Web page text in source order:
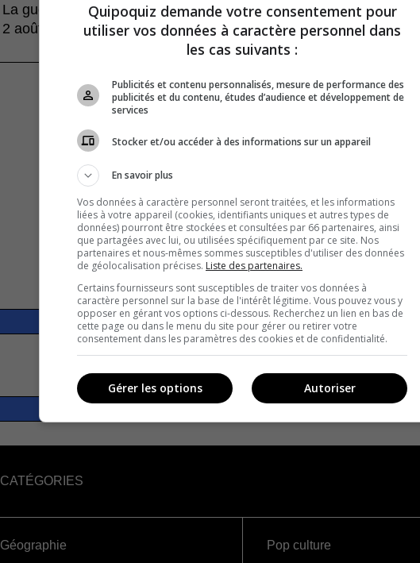
La guerre du Golfe a fait suite à l’invasion du Koweït (et non du
2 août 1990, par l’Irak, dont Saddam Hussein était alors le
CATÉGORIES
Géographie
Pop culture
Quipoquiz demande votre consentement pour
utiliser vos données à caractère personnel dans
les cas suivants :
Publicités et contenu personnalisés, mesure de performance des
publicités et du contenu, études d’audience et développement de
services
Stocker et/ou accéder à des informations sur un appareil
En savoir plus
Vos données à caractère personnel seront traitées, et les informations
liées à votre appareil (cookies, identifiants uniques et autres types de
données) pourront être stockées et consultées par 66 partenaires, ainsi
que partagées avec lui, ou utilisées spécifiquement par ce site. Nos
partenaires et nous-mêmes sommes susceptibles d'utiliser des données
de géolocalisation précises. Liste des partenaires.
Certains fournisseurs sont susceptibles de traiter vos données à
caractère personnel sur la base de l'intérêt légitime. Vous pouvez vous y
opposer en gérant vos options ci-dessous. Recherchez un lien en bas de
cette page ou dans le menu du site pour gérer ou retirer votre
consentement dans les paramètres des cookies et de confidentialité.
Autoriser
Gérer les options